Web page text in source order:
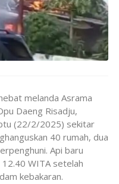
melanda Asrama
Daeng Risadju,
(22/2/2025) sekitar
40 rumah, dua
Api baru
WITA setelah
kebakaran.